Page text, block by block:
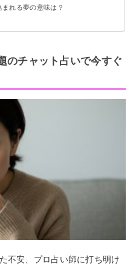
まれる夢の意味は？
】
】
】
告夢】
のチャット占いで今すぐ
不安、プロ占い師に打ち明け